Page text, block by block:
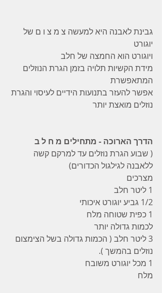
גבינת לאבנה היא למעשה צ מ צ ו ם של
יוגורט
ויוגורט הוא החמצה של חלב
מידת הקשיות תלויה בזמן הגרת הנוזלים
המתאפשרת
אפשר להעזר בתנועות הידיים לעיסוי והגרת
נוזלים מואצת יותר
הדרך הארוכה - מתחילים מ ח ל ב
( שבוע הגרת נוזלים עד למרקם קשה
ללאבנה לגילגול הכדורים)
מצרכים
1 ליטר חלב
1/2 גביע יוגורט איכותי
1 כפית שטוחה מלח
לכמות גדולה יותר
3 ליטר חלב ( הכמות גדולה בשל הצימצום
נוזלים בהמשך ).
1 מכל יוגורט משובח
מלח